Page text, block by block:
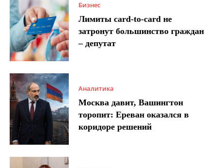
Бизнес
Лимиты card-to-card не
затронут большинство граждан
– депутат
Аналитика
Москва давит, Вашингтон
торопит: Ереван оказался в
коридоре решений